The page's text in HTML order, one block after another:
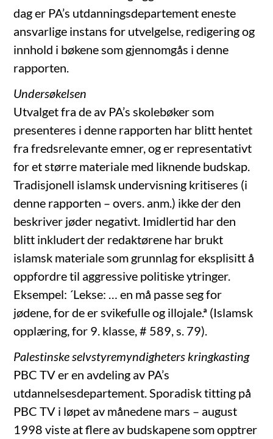
dag er PA’s utdanningsdepartement eneste
ansvarlige instans for utvelgelse, redigering og
innhold i bøkene som gjennomgås i denne
rapporten.
Undersøkelsen
Utvalget fra de av PA’s skolebøker som
presenteres i denne rapporten har blitt hentet
fra fredsrelevante emner, og er representativt
for et større materiale med liknende budskap.
Tradisjonell islamsk undervisning kritiseres (i
denne rapporten – overs. anm.) ikke der den
beskriver jøder negativt. Imidlertid har den
blitt inkludert der redaktørene har brukt
islamsk materiale som grunnlag for eksplisitt å
oppfordre til aggressive politiske ytringer.
Eksempel: ´Lekse: … en må passe seg for
jødene, for de er svikefulle og illojale.ª (Islamsk
opplæring, for 9. klasse, # 589, s. 79).
Palestinske selvstyremyndigheters kringkasting
PBC TV er en avdeling av PA’s
utdannelsesdepartement. Sporadisk titting på
PBC TV i løpet av månedene mars – august
1998 viste at flere av budskapene som opptrer